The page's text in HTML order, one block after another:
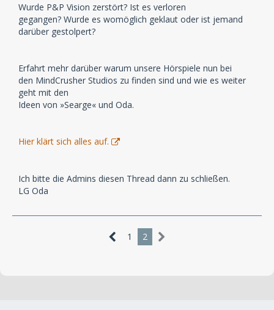
Wurde P&P Vision zerstört? Ist es verloren
gegangen? Wurde es womöglich geklaut oder ist jemand
darüber gestolpert?
Erfahrt mehr darüber warum unsere Hörspiele nun bei
den MindCrusher Studios zu finden sind und wie es weiter
geht mit den
Ideen von »Searge« und Oda.
Hier klärt sich alles auf.
Ich bitte die Admins diesen Thread dann zu schließen.
LG Oda
1 2